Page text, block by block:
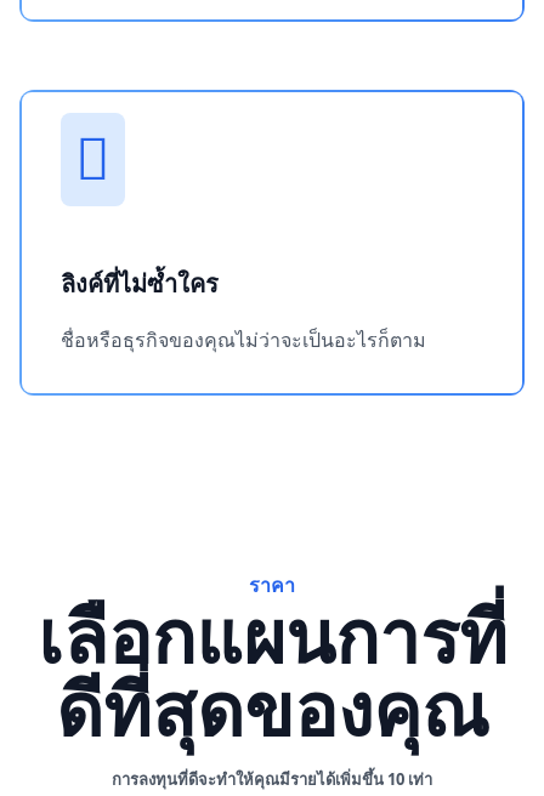
ลิงค์ที่ไม่ซ้ำใคร
ชื่อหรือธุรกิจของคุณไม่ว่าจะเป็นอะไรก็ตาม
ราคา
เลือกแผนการที่
ดีที่สุดของคุณ
การลงทุนที่ดีจะทำให้คุณมีรายได้เพิ่มขึ้น 10 เท่า